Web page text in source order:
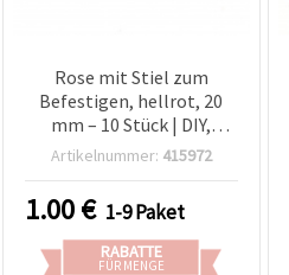
Rose mit Stiel zum
Befestigen, hellrot, 20
mm – 10 Stück | DIY,
Basteln, Floristik,
Artikelnummer: 415972
1.00€ 1-9 Paket
RABATTE
FÜR MENGE